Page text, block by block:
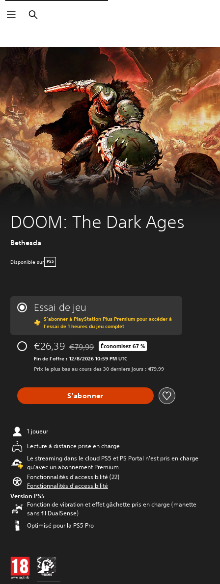
Rechercher
DOOM: The Dark Ages
Bethesda
Disponible sur PS5
Essai de jeu
S'abonner à PlayStation Plus Premium pour accéder à
l'essai de 1 heures du jeu complet
€26,39 Remise par rapport au prix d'origine de €79,99
€79,99 Économisez 67 %
Fin de l'offre : 12/8/2026 10:59 PM UTC
Prix le plus bas au cours des 30 derniers jours : €79,99
S'abonner
1 joueur
Lecture à distance prise en charge
Le streaming dans le cloud PS5 et PS Portal n'est pris en charge
qu'avec un abonnement Premium
Fonctionnalités d'accessibilité (22)
Fonctionnalités d'accessibilité
Version PS5
Fonction de vibration et effet gâchette pris en charge (manette
sans fil DualSense)
Optimisé pour la PS5 Pro